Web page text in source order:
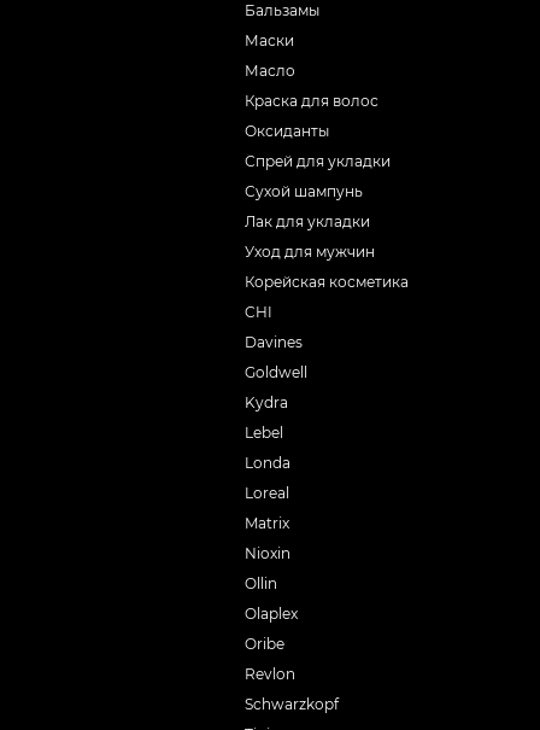
Бальзамы
Маски
Масло
Краска для волос
Оксиданты
Спрей для укладки
Сухой шампунь
Лак для укладки
Уход для мужчин
Корейская косметика
CHI
Davines
Goldwell
Kydra
Lebel
Londa
Loreal
Matrix
Nioxin
Ollin
Olaplex
Oribe
Revlon
Schwarzkopf